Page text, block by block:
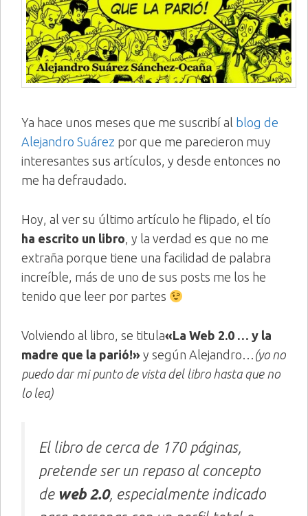
Ya hace unos meses que me suscribí al blog de
Alejandro Suárez por que me parecieron muy
interesantes sus artículos, y desde entonces no
me ha defraudado.
Hoy, al ver su último artículo he flipado, el tío
ha escrito un libro , y la verdad es que no me
extraña porque tiene una facilidad de palabra
increíble, más de uno de sus posts me los he
tenido que leer por partes
Volviendo al libro, se titula«La Web 2.0 … y la
madre que la parió!» y según Alejandro… (yo no
puedo dar mi punto de vista del libro hasta que no
lo lea)
El libro de cerca de 170 páginas,
pretende ser un repaso al concepto
de web 2.0, especialmente indicado